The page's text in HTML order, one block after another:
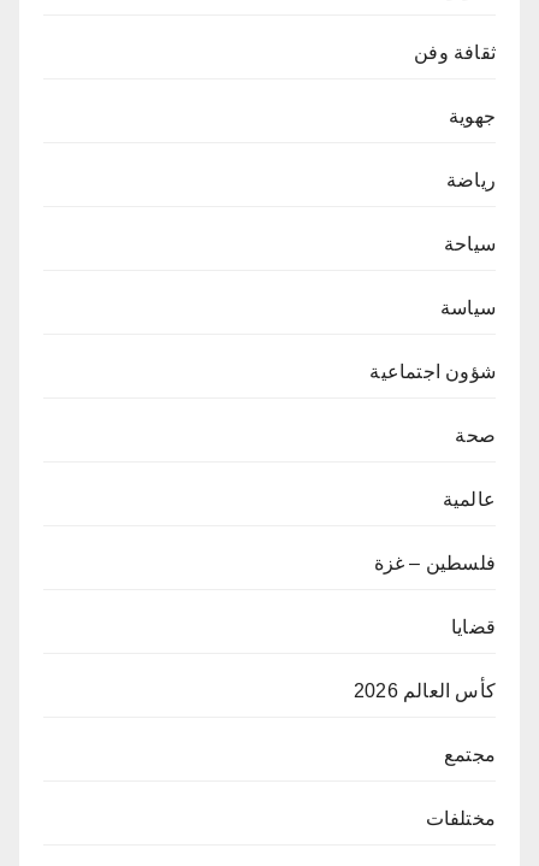
ثقافة وفن
جهوية
رياضة
سياحة
سياسة
شؤون اجتماعية
صحة
عالمية
فلسطين – غزة
قضايا
كأس العالم 2026
مجتمع
مختلفات